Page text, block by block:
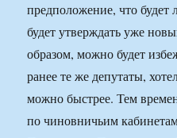
предположение, что
будет утверждать уже
образом, можно будет
ранее те же депутаты,
можно быстрее. Тем
по чиновничьим